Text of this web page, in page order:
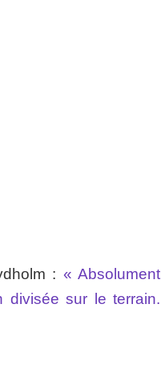
: « Absolument
divisée sur le terrain.